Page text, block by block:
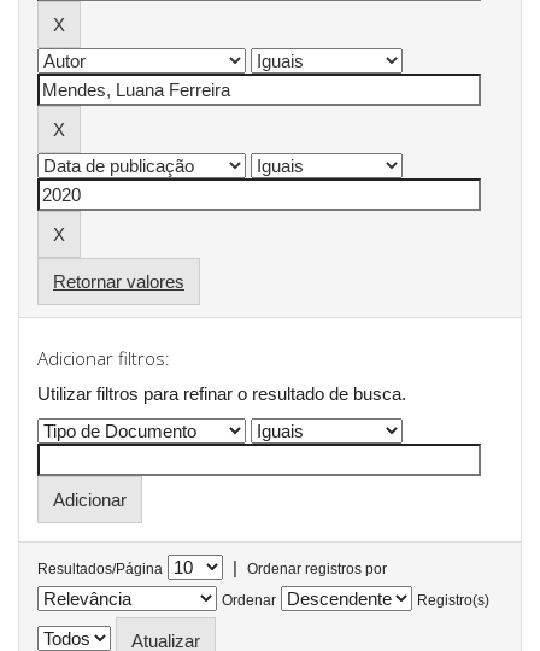
Retornar valores
Adicionar filtros:
Utilizar filtros para refinar o resultado de busca.
Resultados/Página |
Ordenar registros por
Ordenar
Registro(s)